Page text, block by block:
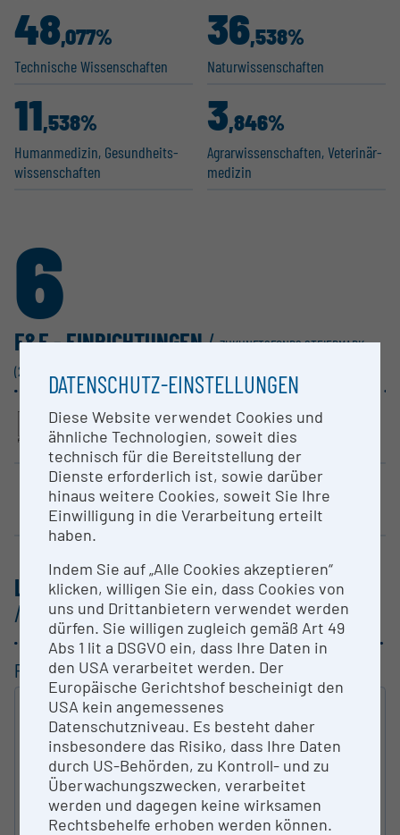
Technische Wissen­schaften
48,077%
Natur­wis­sen­schaften
36,538%
Human­me­dizin, Gesund­heits­
wis­sen­schaften
11,538%
Agrar­wis­sen­schaften, Veteri­när­
m­e­dizin
3,846%
6
F&E - EINRICH­TUNGEN/ZUKUNFTSFONDS STEIERMARK
(2017)
LISTE DER FORSCHUNGS­INFRASTRUKTUREN
/
ZUKUNFTSFONDS STEIERMARK (2017)
FILTERUNG
VOLLTEXT
SUCHEN
F&E - EINRICHTUNG
DATENSCHUTZ-EINSTELLUNGEN
Diese Website verwendet Cookies und
ähnliche Technologien, soweit dies
technisch für die Bereitstellung der
Dienste erforderlich ist, sowie darüber
hinaus weitere Cookies, soweit Sie Ihre
Einwilligung in die Verarbeitung erteilt
haben.
Indem Sie auf „Alle Cookies akzeptieren“
klicken, willigen Sie ein, dass Cookies von
uns und Drittanbietern verwendet werden
dürfen. Sie willigen zugleich gemäß Art 49
Abs 1 lit a DSGVO ein, dass Ihre Daten in
den USA verarbeitet werden. Der
Europäische Gerichtshof bescheinigt den
USA kein angemessenes
Datenschutzniveau. Es besteht daher
insbesondere das Risiko, dass Ihre Daten
durch US-Behörden, zu Kontroll- und zu
Überwachungszwecken, verarbeitet
werden und dagegen keine wirksamen
Rechtsbehelfe erhoben werden können.